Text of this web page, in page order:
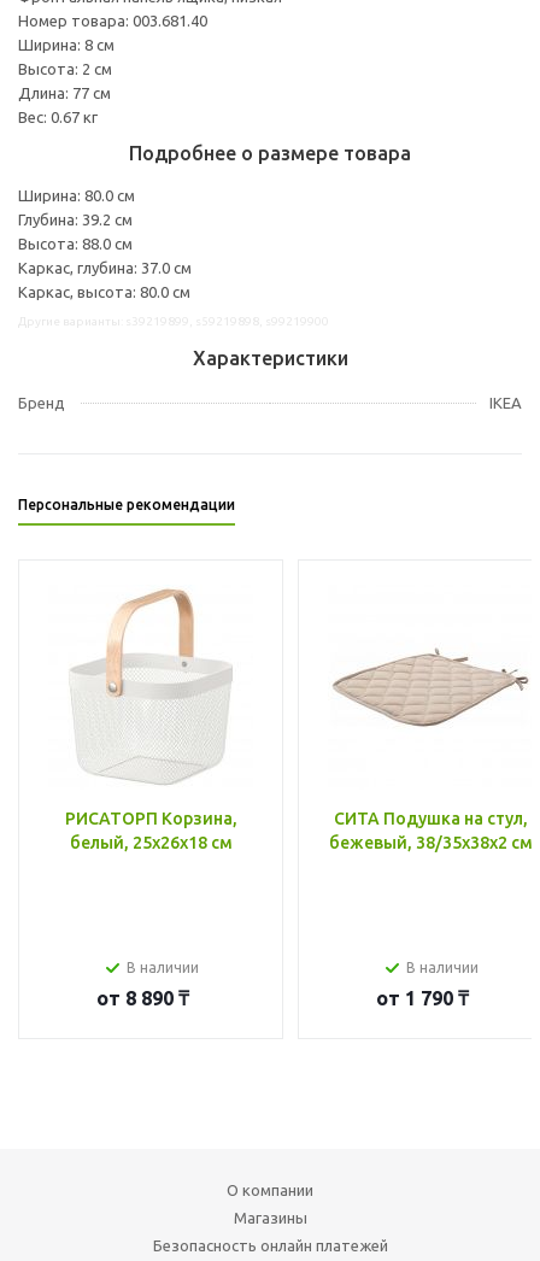
Номер товара: 003.681.40
Ширина: 8 см
Высота: 2 см
Длина: 77 см
Вес: 0.67 кг
Подробнее о размере товара
Ширина: 80.0 см
Глубина: 39.2 см
Высота: 88.0 см
Каркас, глубина: 37.0 см
Каркас, высота: 80.0 см
Характеристики
Бренд IKEA
Персональные рекомендации
РИСАТОРП Корзина,
белый, 25x26x18 см
В наличии
от 8 890 ₸
СИТА Подушка на стул,
бежевый, 38/35x38x2 см
В наличии
от 1 790 ₸
О компании
Магазины
Безопасность онлайн платежей